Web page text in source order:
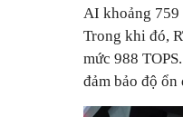
AI khoảng 759
Trong khi đó,
mức 988
đảm bảo độ